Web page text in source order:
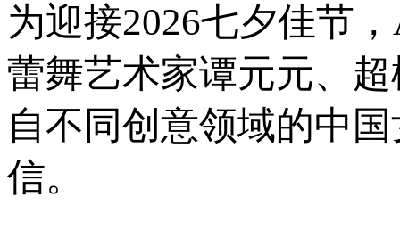
为迎接2026七夕佳节
蕾舞艺术家谭元元、
自不同创意领域的中
信。